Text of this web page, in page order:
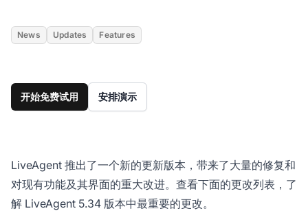
News Updates Features
开始免费试用 安排演示
LiveAgent 推出了一个新的更新版本，带来了大量的修复和
对现有功能及其界面的重大改进。查看下面的更改列表，了
解 LiveAgent 5.34 版本中最重要的更改。